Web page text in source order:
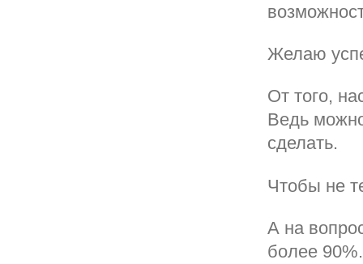
Желаю
От того,
Ведь
сделать.
Чтобы не
А на
более